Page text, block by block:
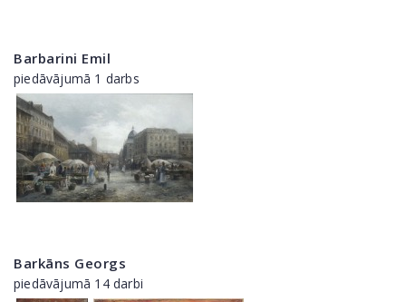
Barbarini Emil
piedāvājumā 1 darbs
Barkāns Georgs
piedāvājumā 14 darbi